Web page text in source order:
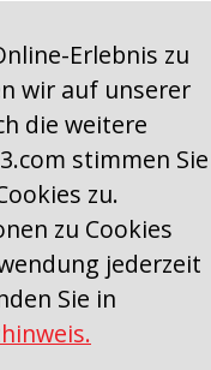
Erlebnis zu
wir auf unserer
die weitere
stimmen Sie
zu.
zu Cookies
jederzeit
Sie in
Software Ltd.
Almere, The Netherlands.